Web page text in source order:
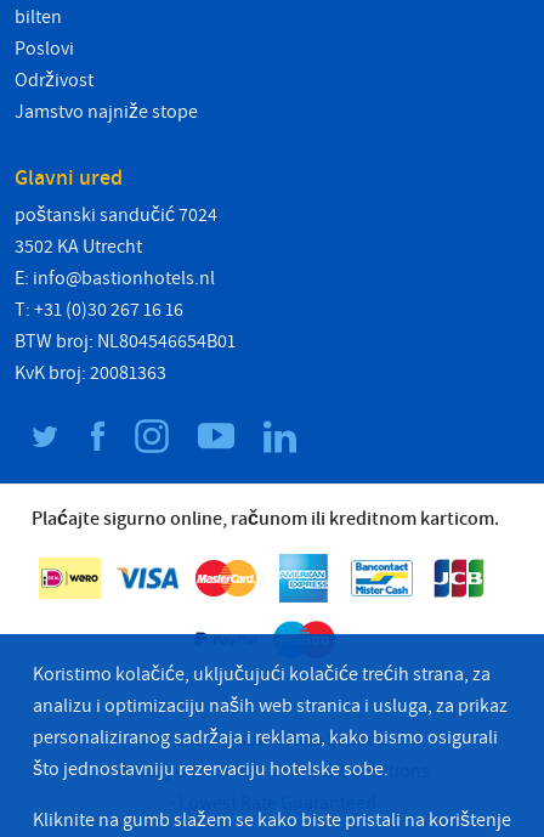
bilten
Poslovi
Održivost
Jamstvo najniže stope
Glavni ured
poštanski sandučić 7024
3502 KA Utrecht
E: info@bastionhotels.nl
T: +31 (0)30 267 16 16
BTW broj: NL804546654B01
KvK broj: 20081363
Plaćajte sigurno online, računom ili kreditnom karticom.
© 2026 Grupa hotela Bastion
Privacy & Cookies Terms & Conditions
Koristimo kolačiće, uključujući kolačiće trećih strana, za
analizu i optimizaciju naših web stranica i usluga, za prikaz
personaliziranog sadržaja i reklama, kako bismo osigurali
što jednostavniju rezervaciju hotelske sobe.
Kliknite na gumb slažem se kako biste pristali na korištenje